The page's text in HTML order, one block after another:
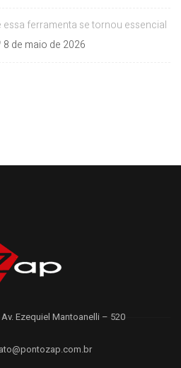
essa ferramenta se tornou essencial
8 de maio de 2026
Ezequiel Mantoanelli – 520